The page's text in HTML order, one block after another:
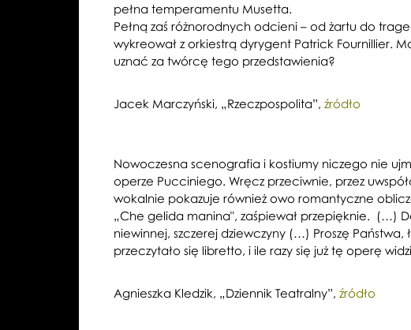
pełna temperamentu Musetta.
Pełną zaś różnorodnych odcieni – od żartu do
wykreował z orkiestrą dyrygent Patrick Fournillier.
uznać za twórcę tego przedstawienia?
Jacek Marczyński, „Rzeczpospolita”, źródło
Nowoczesna scenografia i kostiumy niczego nie
operze Pucciniego. Wręcz przeciwnie, przez
wokalnie pokazuje również owo romantyczne
„Che gelida manina", zaśpiewał przepięknie. (…)
niewinnej, szczerej dziewczyny (…) Proszę
przeczytało się libretto, i ile razy się już tę operę
Agnieszka Kledzik, „Dziennik Teatralny”, źródło